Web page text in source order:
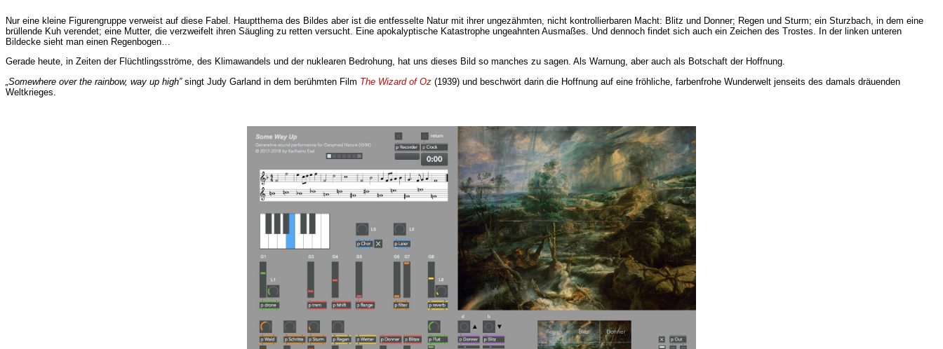
Nur eine kleine Figurengruppe verweist auf diese Fabel. Hauptthema des Bildes aber ist die entfesselte Natur mit ihrer ungezähmten, nicht kontrollierbaren Macht: Blitz und Donner; Regen und Sturm; ein Sturzbach, in dem eine
brüllende Kuh verendet; eine Mutter, die verzweifelt ihren Säugling zu retten versucht. Eine apokalyptische Katastrophe ungeahnten Ausmaßes. Und dennoch findet sich auch ein Zeichen des Trostes. In der linken unteren
Bildecke sieht man einen Regenbogen…
Gerade heute, in Zeiten der Flüchtlingsströme, des Klimawandels und der nuklearen Bedrohung, hat uns dieses Bild so manches zu sagen. Als Warnung, aber auch als Botschaft der Hoffnung.
„Somewhere over the rainbow, way up high”singt Judy Garland in dem berühmten Film The Wizard of Oz (1939) und beschwört darin die Hoffnung auf eine fröhliche, farbenfrohe Wunderwelt jenseits des damals dräuenden
Weltkrieges.